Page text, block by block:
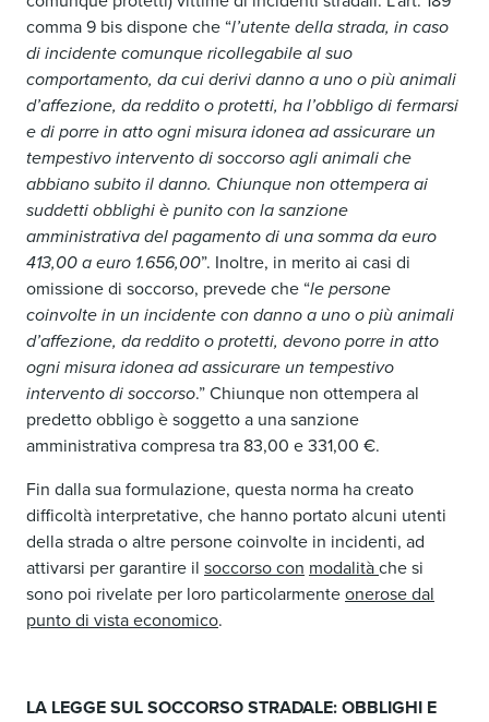
comma 9 bis dispone che “l’utente della strada, in caso
di incidente comunque ricollegabile al suo
comportamento, da cui derivi danno a uno o più animali
d’affezione, da reddito o protetti, ha l’obbligo di fermarsi
e di porre in atto ogni misura idonea ad assicurare un
tempestivo intervento di soccorso agli animali che
abbiano subito il danno. Chiunque non ottempera ai
suddetti obblighi è punito con la sanzione
amministrativa del pagamento di una somma da euro
413,00 a euro 1.656,00”. Inoltre, in merito ai casi di
omissione di soccorso, prevede che “le persone
coinvolte in un incidente con danno a uno o più animali
d’affezione, da reddito o protetti, devono porre in atto
ogni misura idonea ad assicurare un tempestivo
intervento di soccorso.” Chiunque non ottempera al
predetto obbligo è soggetto a una sanzione
amministrativa compresa tra 83,00 e 331,00 €.
Fin dalla sua formulazione, questa norma ha creato
difficoltà interpretative, che hanno portato alcuni utenti
della strada o altre persone coinvolte in incidenti, ad
attivarsi per garantire il soccorso con modalità che si
sono poi rivelate per loro particolarmente onerose dal
punto di vista economico.
LA LEGGE SUL SOCCORSO STRADALE: OBBLIGHI E